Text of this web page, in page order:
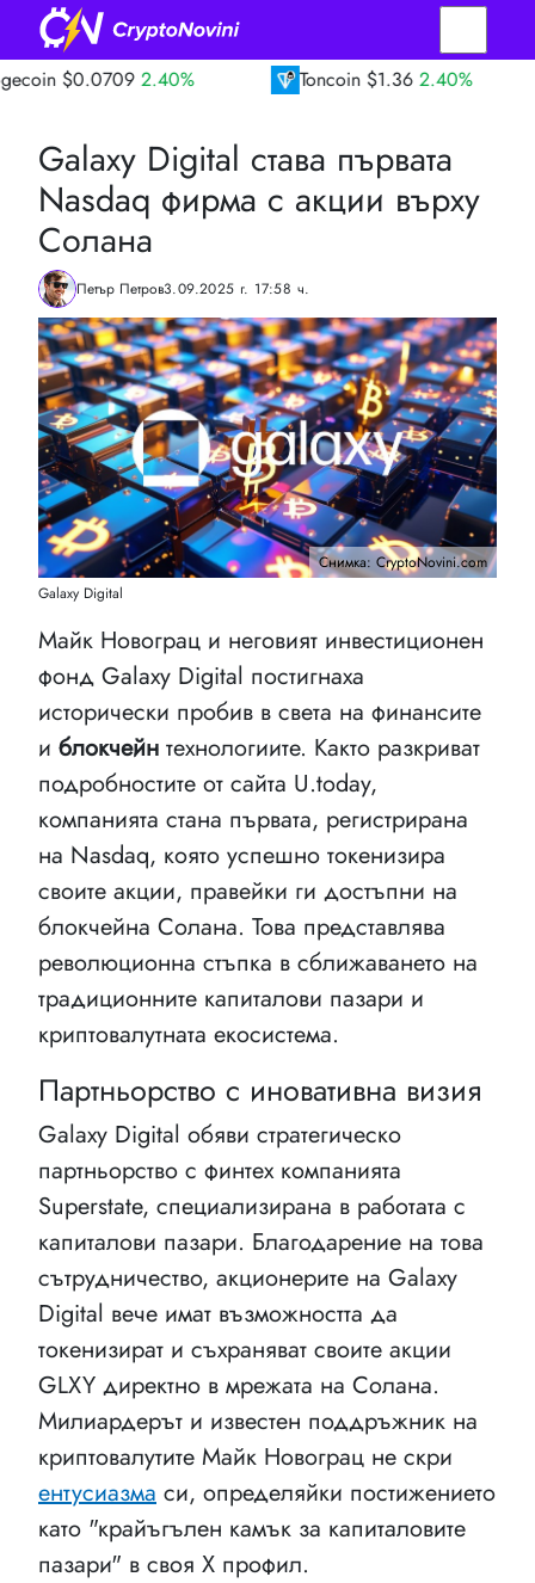
2.40% $1.36 2.40%
Galaxy Digital става първата
Nasdaq фирма с акции върху
Солана
Петър Петров3.09.2025 г. 17:58 ч.
Снимка: CryptoNovini.com
Galaxy Digital
Майк Новограц и неговият инвестиционен
фонд Galaxy Digital постигнаха
исторически пробив в света на финансите
и блокчейн технологиите. Както разкриват
подробностите от сайта U.today,
компанията стана първата, регистрирана
на Nasdaq, която успешно токенизира
своите акции, правейки ги достъпни на
блокчейна Солана. Това представлява
революционна стъпка в сближаването на
традиционните капиталови пазари и
криптовалутната екосистема.
Партньорство с иновативна визия
Galaxy Digital обяви стратегическо
партньорство с финтех компанията
Superstate, специализирана в работата с
капиталови пазари. Благодарение на това
сътрудничество, акционерите на Galaxy
Digital вече имат възможността да
токенизират и съхраняват своите акции
GLXY директно в мрежата на Солана.
Милиардерът и известен поддръжник на
криптовалутите Майк Новограц не скри
ентусиазма си, определяйки постижението
като "крайъгълен камък за капиталовите
пазари" в своя X профил.